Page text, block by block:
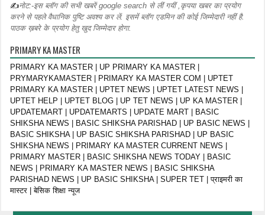
✍नोट:-इस ब्लॉग की सभी खबरें google search से लीं गयीं ,कृपया खबर का प्रयोग
करने से पहले वैधानिक पुष्टि अवश्य कर लें. इसमें ब्लॉग एडमिन की कोई जिम्मेदारी नहीं है.
पाठक ख़बरे के प्रयोग हेतु खुद जिम्मेदार होगा.
PRIMARY KA MASTER
PRIMARY KA MASTER | UP PRIMARY KA MASTER |
PRYMARYKAMASTER | PRIMARY KA MASTER COM | UPTET
PRIMARY KA MASTER | UPTET NEWS | UPTET LATEST NEWS |
UPTET HELP | UPTET BLOG | UP TET NEWS | UP KA MASTER |
UPDATEMART | UPDATEMARTS | UPDATE MART | BASIC
SHIKSHA NEWS | BASIC SHIKSHA PARISHAD | UP BASIC NEWS |
BASIC SHIKSHA | UP BASIC SHIKSHA PARISHAD | UP BASIC
SHIKSHA NEWS | PRIMARY KA MASTER CURRENT NEWS |
PRIMARY MASTER | BASIC SHIKSHA NEWS TODAY | BASIC
NEWS | PRIMARY KA MASTER NEWS | BASIC SHIKSHA
PARISHAD NEWS | UP BASIC SHIKSHA | SUPER TET | प्राइमरी का
मास्टर | बेसिक शिक्षा न्यूज